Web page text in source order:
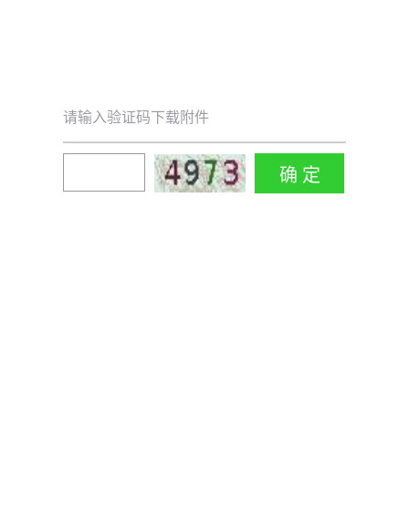
请输入验证码下载附件